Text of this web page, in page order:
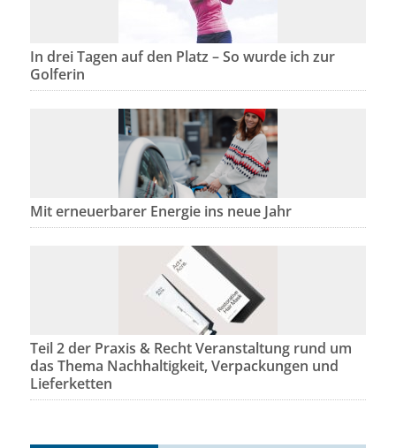
In drei Tagen auf den Platz – So wurde ich zur
Golferin
Mit erneuerbarer Energie ins neue Jahr
Teil 2 der Praxis & Recht Veranstaltung rund um
das Thema Nachhaltigkeit, Verpackungen und
Lieferketten